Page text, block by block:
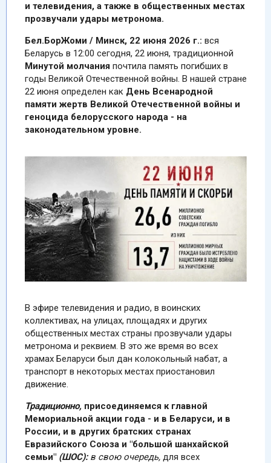
и телевидения, а также в общественных местах
прозвучали удары метронома.
Бел.БорЖоми / Минск, 22 июня 2026 г.: вся
Беларусь в 12:00 сегодня, 22 июня, традиционной
Минутой молчания почтила память погибших в
годы Великой Отечественной войны. В нашей стране
22 июня определен как День Всенародной
памяти жертв Великой Отечественной войны и
геноцида белорусского народа - на
законодательном уровне.
В эфире телевидения и радио, в воинских
коллективах, на улицах, площадях и других
общественных местах страны прозвучали удары
метронома и реквием. В это же время во всех
храмах Беларуси был дан колокольный набат, а
транспорт в некоторых местах приостановил
движение.
Традиционно, присоединяемся к главной
Мемориальной акции года - и в Беларуси, и в
России, и в других братских странах
Евразийского Союза и "большой шанхайской
семьи" (ШОС): в свою очередь, для всех